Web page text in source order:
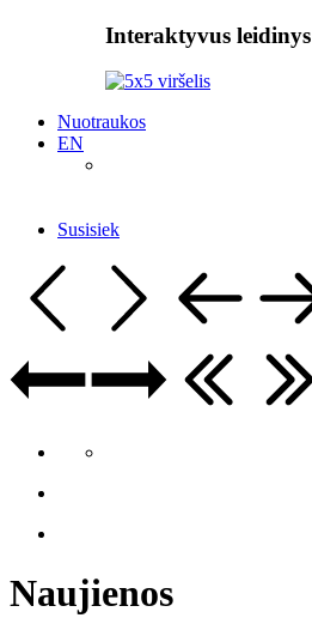
Interaktyvus leidinys
Nuotraukos
EN
Susisiek
Naujienos